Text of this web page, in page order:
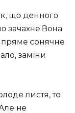
що денного
зачахне.Вона
пряме сонячне
заміни
листя, то
не